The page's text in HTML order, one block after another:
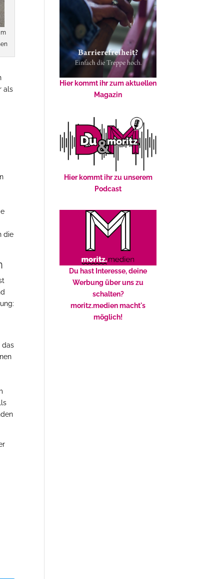
als
die
das
Hier kommt ihr zum aktuellen
Magazin
Hier kommt ihr zu unserem
Podcast
Du hast Interesse, deine
Werbung über uns zu
schalten?
moritz.medien macht's
möglich!